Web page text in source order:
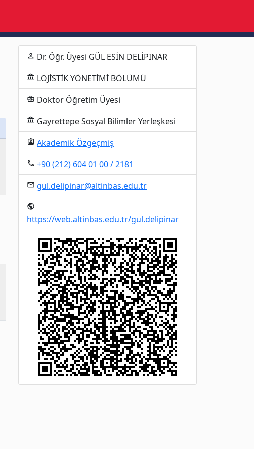
person Dr. Öğr. Üyesi GÜL ESİN DELİPINAR
account_balance LOJİSTİK YÖNETİMİ BÖLÜMÜ
business_center Doktor Öğretim Üyesi
account_balance Gayrettepe Sosyal Bilimler Yerleşkesi
assignment_ind Akademik Özgeçmiş
local_phone +90 (212) 604 01 00 / 2181
email gul.delipinar@altinbas.edu.tr
public
https://web.altinbas.edu.tr/gul.delipinar